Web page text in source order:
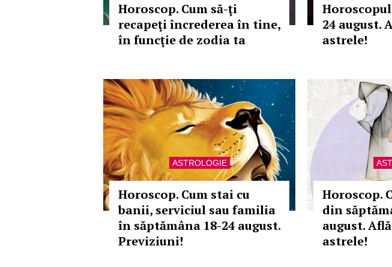
Horoscop. Cum să-ţi
recapeţi încrederea în tine,
în funcţie de zodia ta
24 august.
astrele!
ASTROLOGIE
Horoscop. Cum stai cu
banii, serviciul sau familia
în săptămâna 18-24 august.
Previziuni!
Horoscop.
din
august.
astrele!